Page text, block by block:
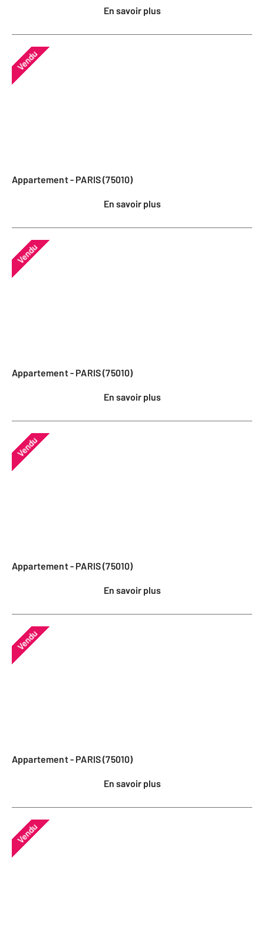
En savoir plus
Vendu
Appartement - PARIS (75010)
En savoir plus
Vendu
Appartement - PARIS (75010)
En savoir plus
Vendu
Appartement - PARIS (75010)
En savoir plus
Vendu
Appartement - PARIS (75010)
En savoir plus
Vendu